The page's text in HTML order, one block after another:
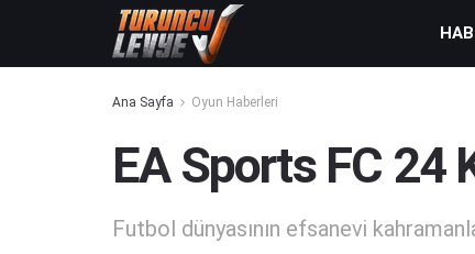
Ana Sayfa Oyun Haberleri
EA Sports FC 24
Futbol dünyasının efsanevi